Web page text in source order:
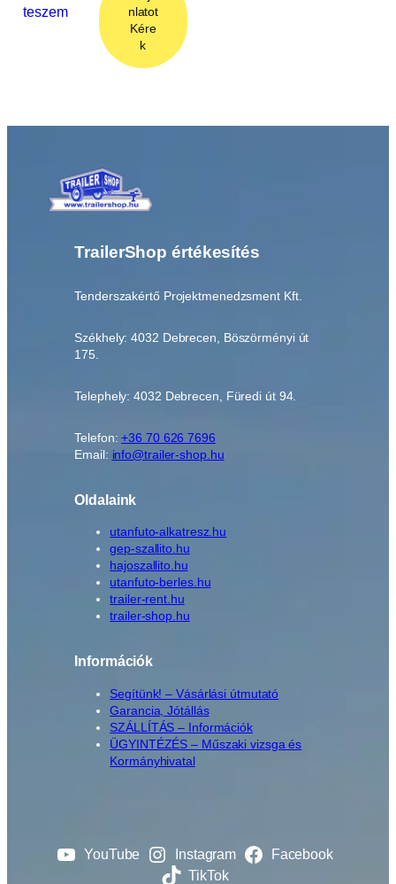
teszem
nlatot
Kére
k
TrailerShop értékesítés
Tenderszakértő Projektmenedzsment Kft.
Székhely: 4032 Debrecen, Böszörményi út
175.
Telephely: 4032 Debrecen, Füredi út 94.
Telefon:+36 70 626 7696
Email: info@trailer-shop.hu
Oldalaink
utanfuto-alkatresz.hu
gep-szallito.hu
hajoszallito.hu
utanfuto-berles.hu
trailer-rent.hu
trailer-shop.hu
Információk
Segítünk! – Vásárlási útmutató
Garancia, Jótállás
SZÁLLÍTÁS – Információk
ÜGYINTÉZÉS – Műszaki vizsga és
Kormányhivatal
YouTube Instagram
Facebook
TikTok